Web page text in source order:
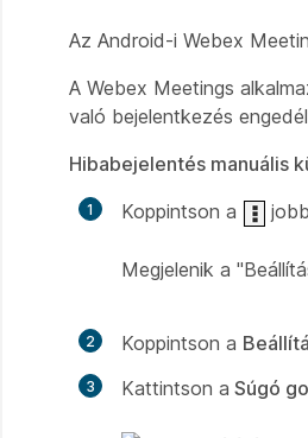
Az Android-i Webex
A Webex Meetings
való bejelentkezés
Hibabejelentés manuális
Koppintson a
Megjelenik a
Koppintson a
Kattintson a Súgó